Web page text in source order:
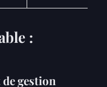
:
gestion